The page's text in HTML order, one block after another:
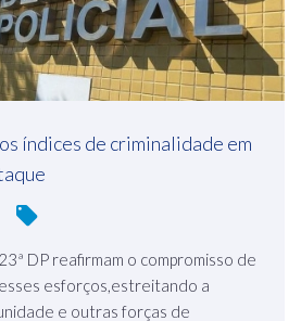
índices de criminalidade em
DP reafirmam o compromisso de
esforços,estreitando a
e outras forças de